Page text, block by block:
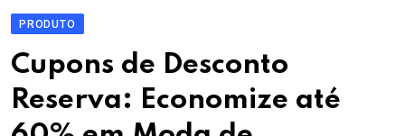
PRODUTO
Cupons de Desconto
Reserva: Economize até